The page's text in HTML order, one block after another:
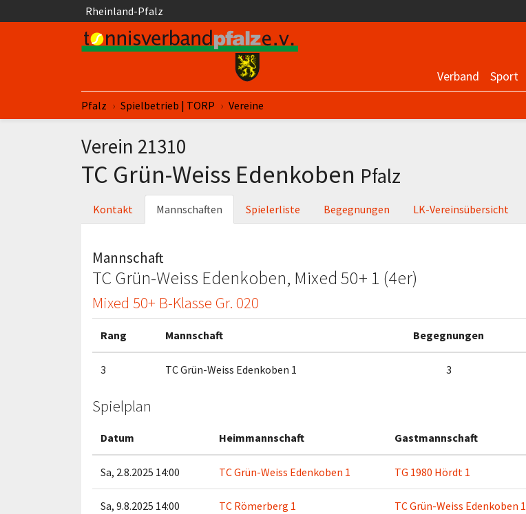
Springe zum SeiteninhaltRheinland-Pfalz
Verband Sport
Sie sind hier:
Pfalz Spielbetrieb | TORP Vereine
Verein 21310
TC Grün-Weiss Edenkoben Pfalz
Kontakt Mannschaften Spielerliste Begegnungen LK-Vereinsübersicht
Mannschaft
TC Grün-Weiss Edenkoben, Mixed 50+ 1 (4er)
Mixed 50+ B-Klasse Gr. 020
Rang Mannschaft Begegnungen
3 TC Grün-Weiss Edenkoben 1 3
Spielplan
Datum Heimmannschaft Gastmannschaft
Sa, 2.8.2025 14:00 TC Grün-Weiss Edenkoben 1 TG 1980 Hördt 1
Sa, 9.8.2025 14:00 TC Römerberg 1 TC Grün-Weiss Edenkoben 1